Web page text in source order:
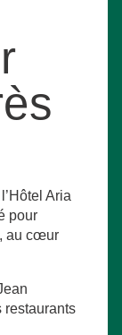
Aria
pour
au cœur
restaurants